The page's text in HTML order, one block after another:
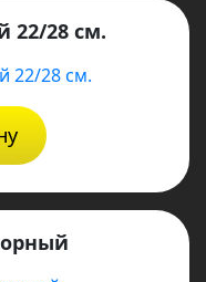
22/28 см.